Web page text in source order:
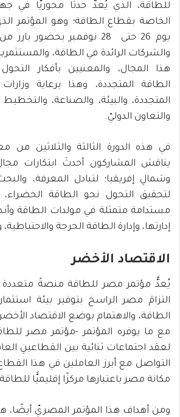
للطاقة، الذي يُعدُّ حدثًا محوريًّا في
الخاصة بقطاع الطاقة؛ وهو المؤتمر
يوم 26 حتى 28 نوفمبر بحضور
والشركات الرائدة في الطاقة،
هذا المجال، والمعنيين بأفكار
الطاقة المتجددة، وهذا برعاية
المتجددة، والبيئة، والصناعة، والتخطيط
والتعاون الدوليّ.
في هذه الدورة الثالثة والثلاثين
يناقش المشاركون أحدثَ ابتكارات
وشمالِ إفريقيا؛ لتبادل المعرفة،
لتحقيق التحول نحو الطاقة
مستدامة متمثلة في مولدات الطاقة
إدارتها، وإدارة الطاقة الحرجة
الاقتصاد الأخضر
يُعدُّ مؤتمر مصر للطاقة منصةً
التزامَ مصر الراسخ بتوفير بيئة
الطاقة، والاهتمام بوضع الاقتصاد
مع ما يوفره المؤتمر -مؤتمر مصر
لعقد اجتماعات ثنائية بين القطاعينِ
التواصل مع أبرز العاملين في هذا
مكانة مصر باعتبارها مركزًا إقليميًّا
ومن أهداف هذا المؤتمر المصريّ أيضًا،